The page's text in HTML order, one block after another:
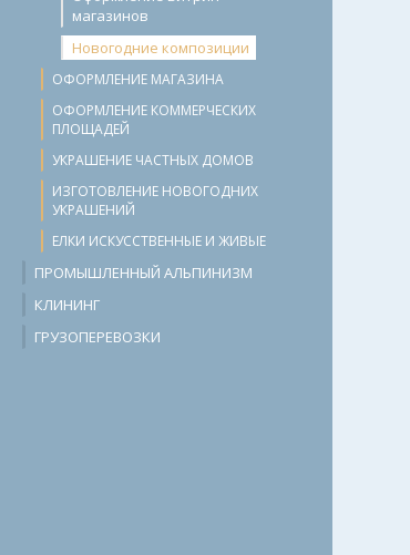
магазинов
Новогодние композиции
ОФОРМЛЕНИЕ МАГАЗИНА
ОФОРМЛЕНИЕ КОММЕРЧЕСКИХ
ПЛОЩАДЕЙ
УКРАШЕНИЕ ЧАСТНЫХ ДОМОВ
ИЗГОТОВЛЕНИЕ НОВОГОДНИХ
УКРАШЕНИЙ
ЕЛКИ ИСКУССТВЕННЫЕ И ЖИВЫЕ
ПРОМЫШЛЕННЫЙ АЛЬПИНИЗМ
КЛИНИНГ
ГРУЗОПЕРЕВОЗКИ